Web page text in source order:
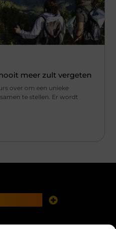
meer zult vergeten
over om een unieke
te stellen. Er wordt